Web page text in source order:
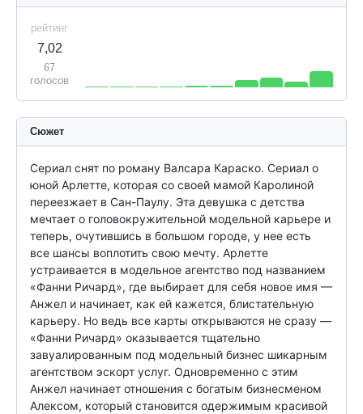
рейтинг
7,02
67
голосов
Сюжет
Сериал снят по роману Валсара Караско. Сериал о
юной Арлетте, которая со своей мамой Каролиной
переезжает в Сан-Паулу. Эта девушка с детства
мечтает о головокружительной модельной карьере и
теперь, очутившись в большом городе, у нее есть
все шансы воплотить свою мечту. Арлетте
устраивается в модельное агентство под названием
«Фанни Ричард», где выбирает для себя новое имя —
Анжел и начинает, как ей кажется, блистательную
карьеру. Но ведь все карты открываются не сразу —
«Фанни Ричард» оказывается тщательно
завуалированным под модельный бизнес шикарным
агентством эскорт услуг. Одновременно с этим
Анжел начинает отношения с богатым бизнесменом
Алексом, который становится одержимым красивой